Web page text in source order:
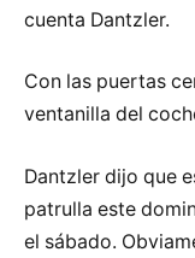
cuenta Dantzler.
Con las puertas
ventanilla del
Dantzler dijo que
patrulla este
el sábado.